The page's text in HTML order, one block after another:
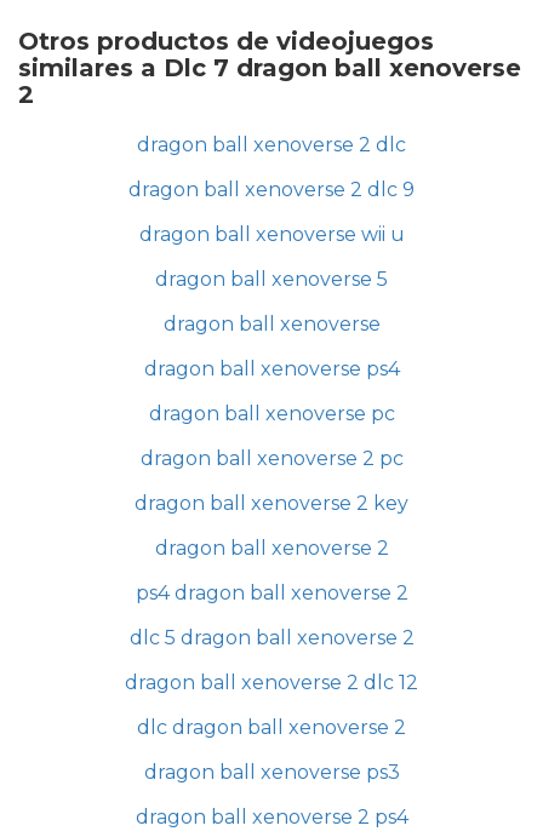
Otros productos de videojuegos
similares a Dlc 7 dragon ball xenoverse
2
dragon ball xenoverse 2 dlc
dragon ball xenoverse 2 dlc 9
dragon ball xenoverse wii u
dragon ball xenoverse 5
dragon ball xenoverse
dragon ball xenoverse ps4
dragon ball xenoverse pc
dragon ball xenoverse 2 pc
dragon ball xenoverse 2 key
dragon ball xenoverse 2
ps4 dragon ball xenoverse 2
dlc 5 dragon ball xenoverse 2
dragon ball xenoverse 2 dlc 12
dlc dragon ball xenoverse 2
dragon ball xenoverse ps3
dragon ball xenoverse 2 ps4